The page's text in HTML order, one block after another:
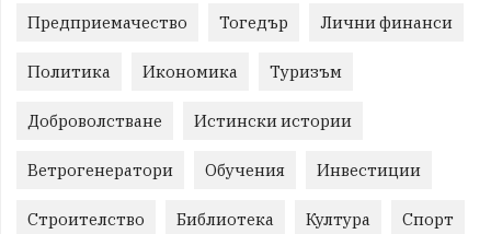
Предприемачество Тогедър Лични финанси
Политика Икономика Туризъм
Доброволстване Истински истории
Ветрогенератори Обучения Инвестиции
Строителство Библиотека Култура Спорт